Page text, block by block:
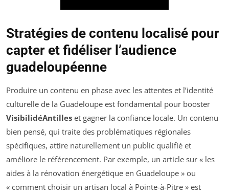
Stratégies de contenu localisé pour
capter et fidéliser l’audience
guadeloupéenne
Produire un contenu en phase avec les attentes et l’identité
culturelle de la Guadeloupe est fondamental pour booster
VisibilidéAntilles et gagner la confiance locale. Un contenu
bien pensé, qui traite des problématiques régionales
spécifiques, attire naturellement un public qualifié et
améliore le référencement. Par exemple, un article sur « les
aides à la rénovation énergétique en Guadeloupe » ou
« comment choisir un artisan local à Pointe-à-Pitre » est